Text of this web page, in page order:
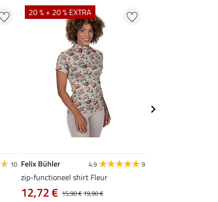
10
20 % + 20 % EXTRA
Felix Bühler 4.9 9
zip-functioneel shirt Fleur
15,90 €19,90 €
12,72 €